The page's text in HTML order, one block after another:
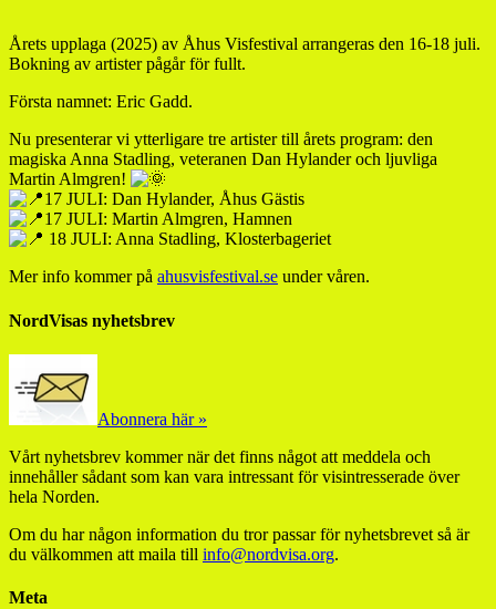
Årets upplaga (2025) av Åhus Visfestival arrangeras den 16-18 juli.
Bokning av artister pågår för fullt.
Första namnet: Eric Gadd.
Nu presenterar vi ytterligare tre artister till årets program: den
magiska Anna Stadling, veteranen Dan Hylander och ljuvliga
Martin Almgren!
17 JULI: Dan Hylander, Åhus Gästis
17 JULI: Martin Almgren, Hamnen
18 JULI: Anna Stadling, Klosterbageriet
Mer info kommer på ahusvisfestival.se under våren.
NordVisas nyhetsbrev
Abonnera här »
Vårt nyhetsbrev kommer när det finns något att meddela och
innehåller sådant som kan vara intressant för visintresserade över
hela Norden.
Om du har någon information du tror passar för nyhetsbrevet så är
du välkommen att maila till info@nordvisa.org.
Meta